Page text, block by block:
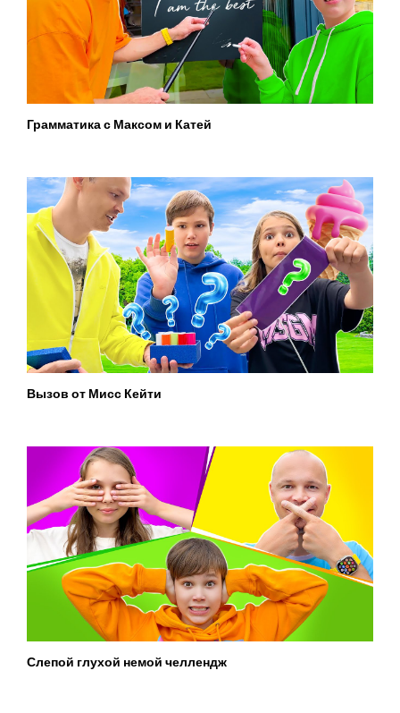
Грамматика с Максом и Катей
Вызов от Мисс Кейти
Слепой глухой немой челлендж